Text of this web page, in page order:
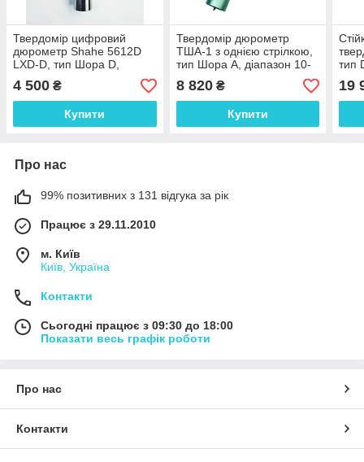
Твердомір цифровий
дюрометр Shahe 5612D
LXD-D, тип Шора D,
діапазон 0-100 HD
4 500 ₴
Купити
Твердомір дюрометр
ТША-1 з однією стрілкою,
тип Шора A, діапазон 10-
90 HA , держреєстр
№У1987-95, Україна
8 820₴
Купити
тип
19
Про нас
99% позитивних з 131 відгука за рік
Працює з 29.11.2010
м. Київ
Київ, Україна
Контакти
Сьогодні працює з 09:30 до 18:00
Показати весь графік роботи
Про нас
Контакти